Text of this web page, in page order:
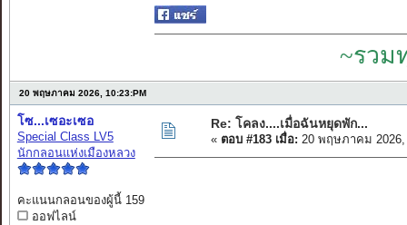
~รวม
20 พฤษภาคม 2026, 10:23:PM
โซ...เซอะเซอ
Special Class LV5
นักกลอนแห่งเมืองหลวง
คะแนนกลอนของผู้นี้ 159
ออฟไลน์
Re: โคลง....เมื่อฉันหยุดพัก...
« ตอบ #183 เมื่อ: 20 พฤษภาคม 2026,